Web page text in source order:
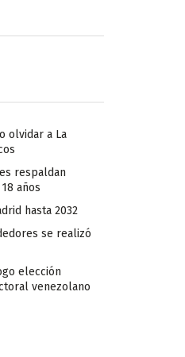
olvidar a La
respaldan
años
hasta 2032
se realizó
elección
venezolano